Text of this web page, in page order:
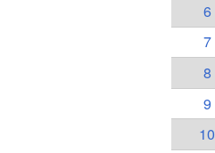
6
7
8
9
10